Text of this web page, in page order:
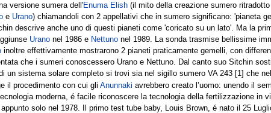
versione sumera dell'Enuma Elish (il mito della creazione sumero
e Urano) chiamandoli con 2 appellativi che in sumero significano: 'pianeta
descrive anche uno di questi pianeti come 'coricato su un lato'. Ma la
Urano nel 1986 e Nettuno nel 1989. La sonda trasmise bellissime
inoltre effettivamente mostrarono 2 pianeti praticamente gemelli, con
che i sumeri conoscessero Urano e Nettuno. Dal canto suo Sitchin
sistema solare completo si trovi sia nel sigillo sumero VA 243 [1] che
il procedimento con cui gliAnunnaki avrebbero creato l’uomo: unendo il
moderna, é facile riconoscere la tecnologia della fertilizzazione in
solo nel 1978. Il primo test tube baby, Louis Brown, é nato il 25